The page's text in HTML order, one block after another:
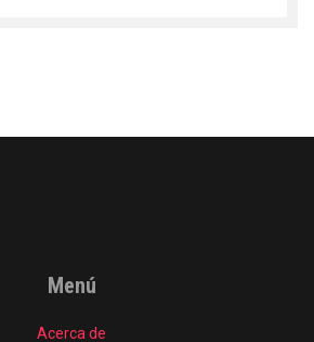
Menú
Acerca de